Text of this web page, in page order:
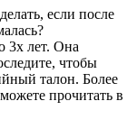
если после
3х лет. Она
чтобы
талон. Более
прочитать в